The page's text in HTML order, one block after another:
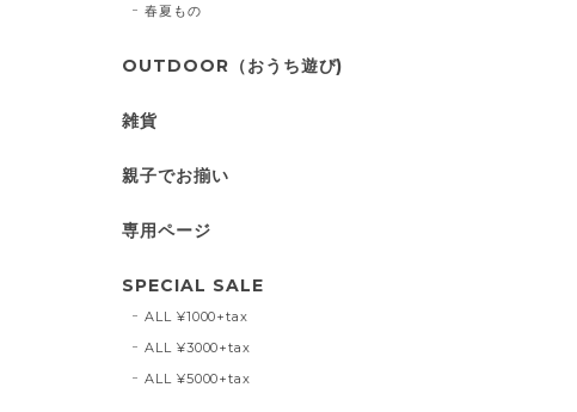
春夏もの
OUTDOOR（おうち遊び)
雑貨
親子でお揃い
専用ページ
SPECIAL SALE
ALL ¥1000+tax
ALL ¥3000+tax
ALL ¥5000+tax